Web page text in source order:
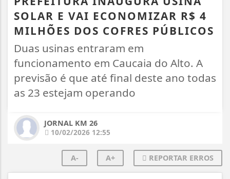
SOLAR E VAI ECONOMIZAR R$ 4
MILHÕES DOS COFRES PÚBLICOS
Duas usinas entraram em
funcionamento em Caucaia do Alto. A
previsão é que até final deste ano todas
as 23 estejam operando
JORNAL KM 26
10/02/2026 12:55
A- A+ REPORTAR ERROS